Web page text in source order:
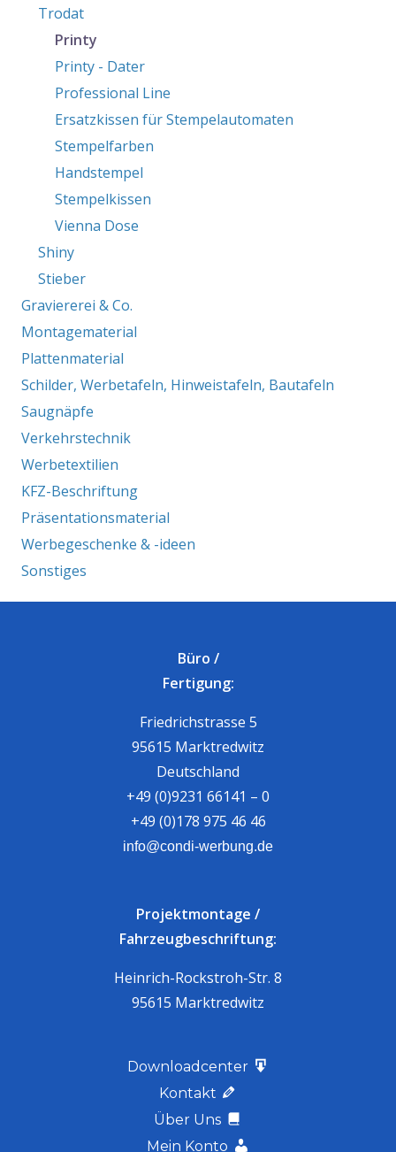
Trodat
Printy
Printy - Dater
Professional Line
Ersatzkissen für Stempelautomaten
Stempelfarben
Handstempel
Stempelkissen
Vienna Dose
Shiny
Stieber
Graviererei & Co.
Montagematerial
Plattenmaterial
Schilder, Werbetafeln, Hinweistafeln, Bautafeln
Saugnäpfe
Verkehrstechnik
Werbetextilien
KFZ-Beschriftung
Präsentationsmaterial
Werbegeschenke & -ideen
Sonstiges
Büro /
Fertigung:
Friedrichstrasse 5
95615 Marktredwitz
Deutschland
+49 (0)9231 66141 – 0
+49 (0)178 975 46 46
info@condi-werbung.de
Projektmontage /
Fahrzeugbeschriftung:
Heinrich-Rockstroh-Str. 8
95615 Marktredwitz
Downloadcenter
Kontakt
Über Uns
Mein Konto